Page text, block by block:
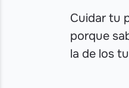
Cuidar tu
porque
la de los